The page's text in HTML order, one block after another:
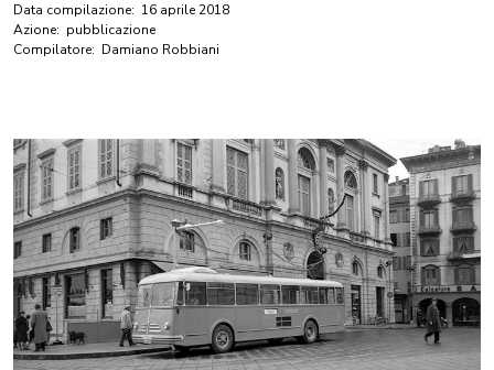
Data compilazione: 16 aprile 2018
Azione: pubblicazione
Compilatore: Damiano Robbiani